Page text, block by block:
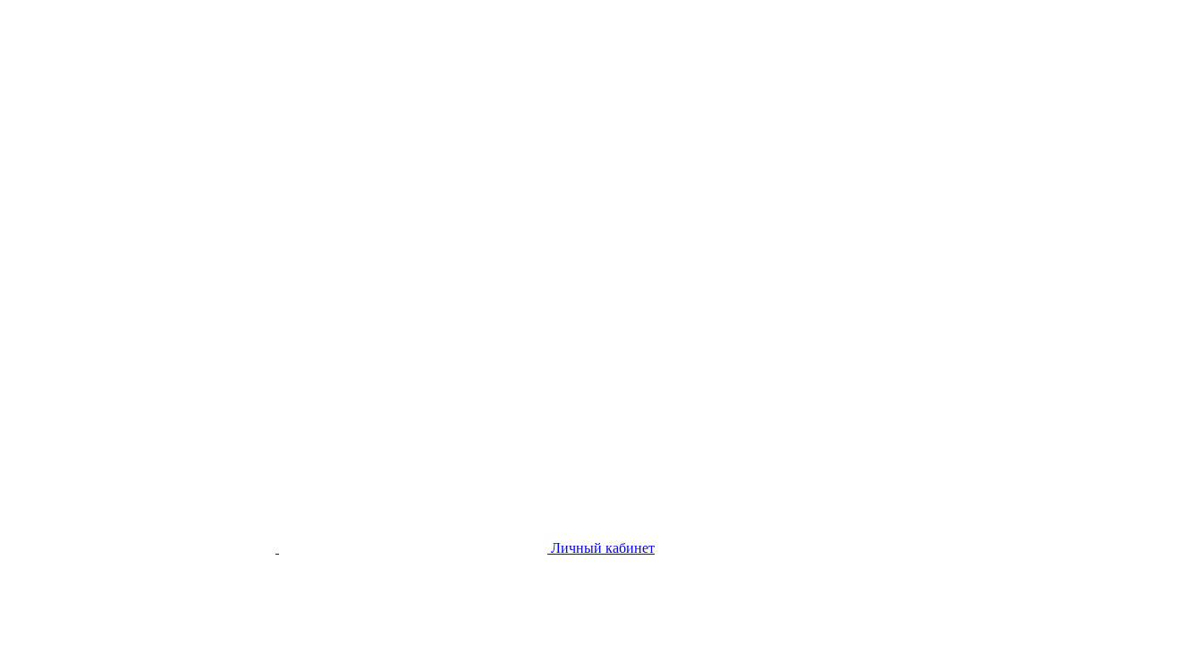
Личный кабинет